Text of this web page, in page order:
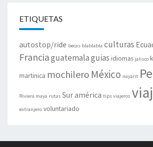
ETIQUETAS
autostop/ride becas blablabla culturas
Franciaguatemalaguias idiomas jalisco
martinica mochilero México nayarit
Riviera maya rutas Sur américa tips viajeros
extranjero voluntariado